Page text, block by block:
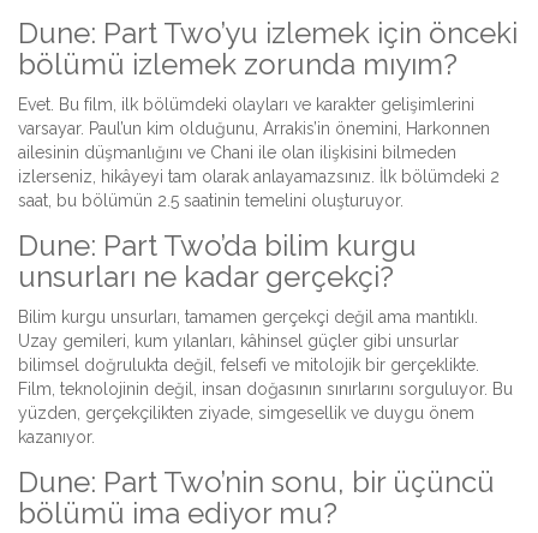
Dune: Part Two’yu izlemek için önceki
bölümü izlemek zorunda mıyım?
Evet. Bu film, ilk bölümdeki olayları ve karakter gelişimlerini
varsayar. Paul’un kim olduğunu, Arrakis’in önemini, Harkonnen
ailesinin düşmanlığını ve Chani ile olan ilişkisini bilmeden
izlerseniz, hikâyeyi tam olarak anlayamazsınız. İlk bölümdeki 2
saat, bu bölümün 2.5 saatinin temelini oluşturuyor.
Dune: Part Two’da bilim kurgu
unsurları ne kadar gerçekçi?
Bilim kurgu unsurları, tamamen gerçekçi değil ama mantıklı.
Uzay gemileri, kum yılanları, kâhinsel güçler gibi unsurlar
bilimsel doğrulukta değil, felsefi ve mitolojik bir gerçeklikte.
Film, teknolojinin değil, insan doğasının sınırlarını sorguluyor. Bu
yüzden, gerçekçilikten ziyade, simgesellik ve duygu önem
kazanıyor.
Dune: Part Two’nin sonu, bir üçüncü
bölümü ima ediyor mu?